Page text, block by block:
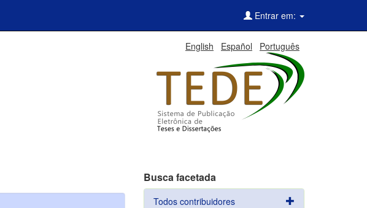
Entrar em:
English Español Português
Busca facetada
Todos contribuidores